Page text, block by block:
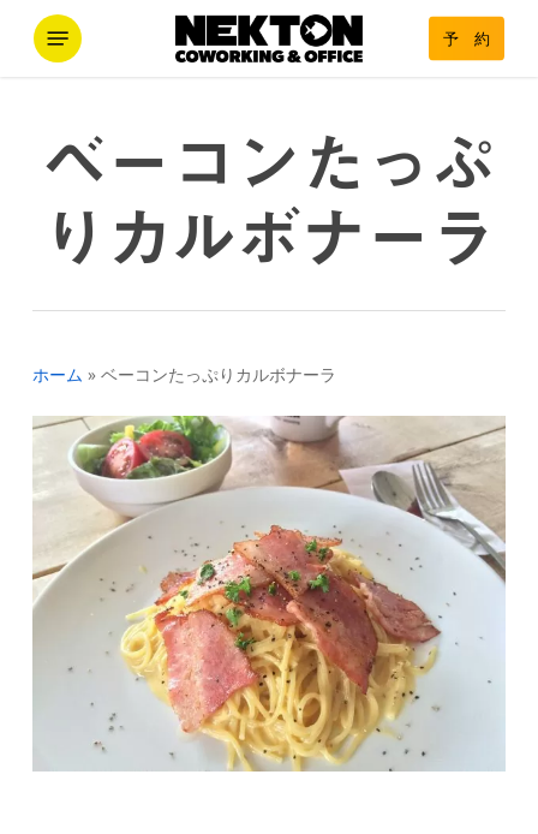
予 約
Menu
ベーコンたっぷ
りカルボナーラ
ホーム » ベーコンたっぷりカルボナーラ